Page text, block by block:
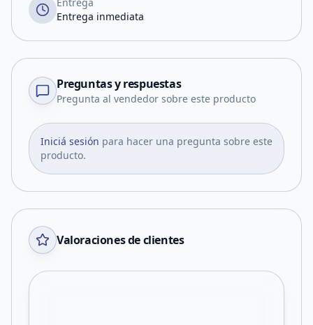
Entrega inmediata
Preguntas y respuestas
Pregunta al vendedor sobre este producto
Iniciá sesión para hacer una pregunta sobre este
producto.
Valoraciones de clientes